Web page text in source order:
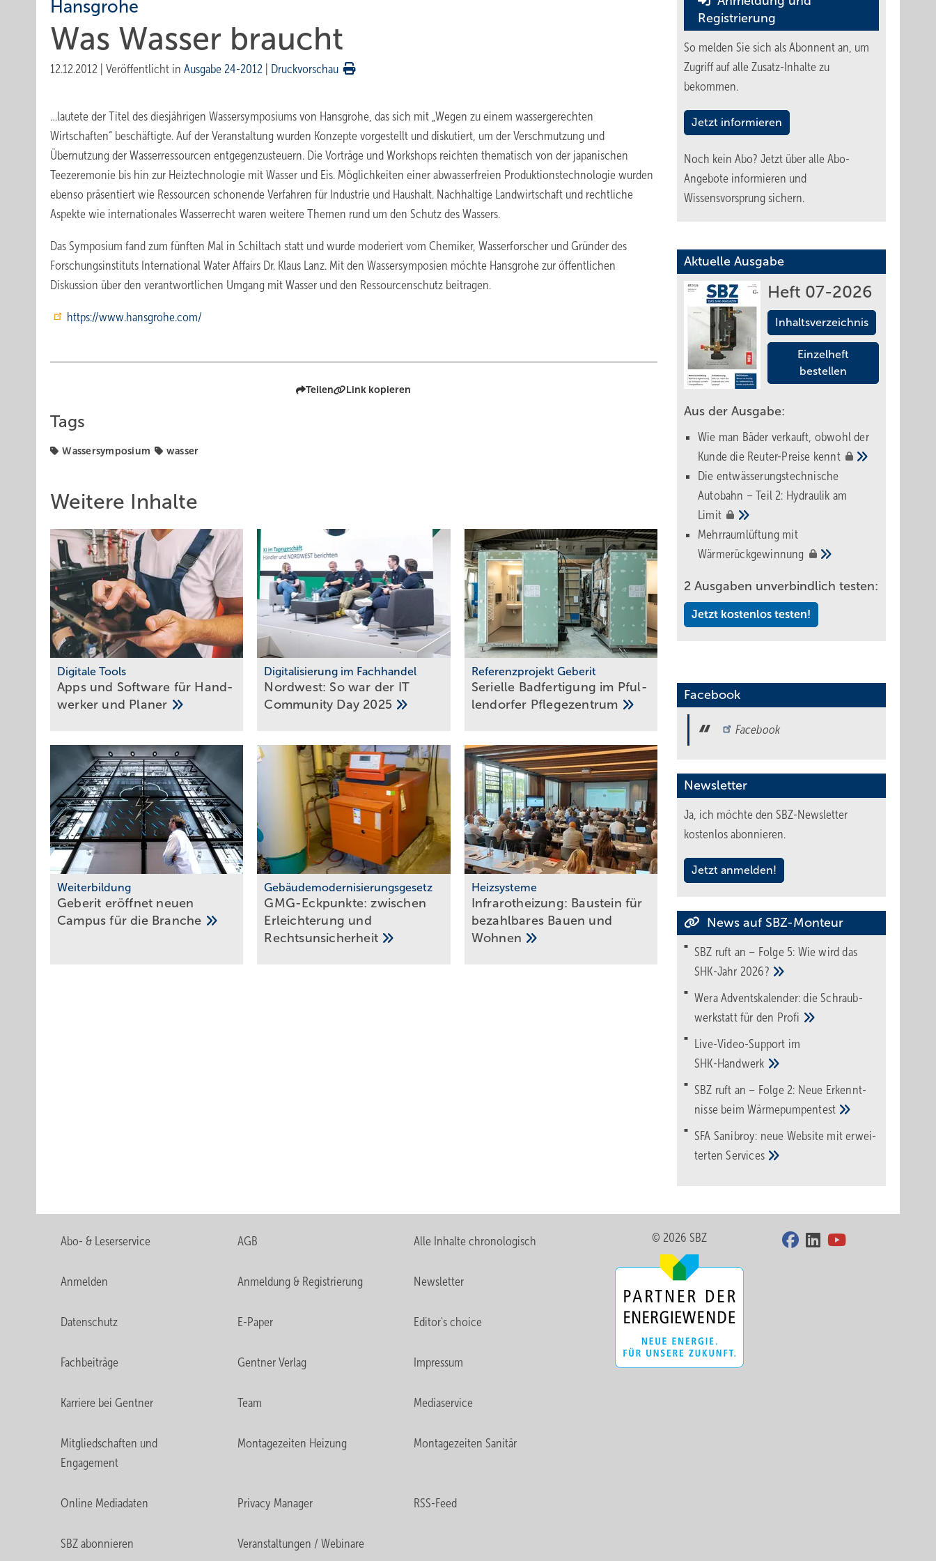
Hansgrohe
Was Wasser braucht
12.12.2012 Veröffentlicht in Ausgabe 24-2012 Druckvorschau
…lautete der Titel des diesjährigen Wassersymposiums von Hansgrohe, das sich mit „Wegen zu einem wassergerechten
Wirtschaften“ beschäftigte. Auf der Veranstaltung wurden Konzepte vorgestellt und diskutiert, um der Verschmutzung und
Übernutzung der Wasserressourcen entgegenzusteuern. Die Vorträge und Workshops reichten thematisch von der japanischen
Teezeremonie bis hin zur Heiztechnologie mit Wasser und Eis. Möglichkeiten einer abwasserfreien Produktionstechnologie wurden
ebenso präsentiert wie Ressourcen schonende Verfahren für Industrie und Haushalt. Nachhaltige Landwirtschaft und rechtliche
Aspekte wie internationales Wasserrecht waren weitere Themen rund um den Schutz des Wassers.
Das Symposium fand zum fünften Mal in Schiltach statt und wurde moderiert vom Chemiker, Wasserforscher und Gründer des
Forschungsinstituts International Water Affairs Dr. Klaus Lanz. Mit den Wassersymposien möchte Hansgrohe zur öffentlichen
Diskussion über den verantwortlichen Umgang mit Wasser und den Ressourcenschutz beitragen.
https://www.hansgrohe.com/
Teilen Link kopieren
Tags
Wassersymposium wasser
Weitere Inhalte
Digitale Tools
Apps und Soft­ware für Hand­
werker und Planer
Digitalisierung im Fachhandel
Nordwest: So war der IT
Community Day 2025
Referenzprojekt Geberit
Serielle Badfertigung im Pful­
len­dor­fer Pfle­ge­zen­trum
Weiterbildung
Geberit eröffnet neuen
Campus für die Branche
Gebäudemodernisierungsgesetz
GMG-Eckpunkte: zwi­schen
Er­leich­te­rung und
Rechts­un­si­cher­heit
Heizsysteme
Infrarotheizung: Bau­stein für
be­zahl­ba­res Bau­en und
Woh­nen
Registrierung
So melden Sie sich als Abonnent an, um
Zugriff auf alle Zusatz-Inhalte zu
bekommen.
Jetzt informieren
Noch kein Abo? Jetzt über alle Abo-
Angebote informieren und
Wissensvorsprung sichern.
Aktuelle Ausgabe
Heft 07-2026
Inhaltsverzeichnis
Einzelheft
bestellen
Aus der Ausgabe:
Wie man Bäder verkauft, obwohl der
Kunde die Reuter-Preise kennt
Die entwässerungstechnische
Autobahn – Teil 2: Hydraulik am
Limit
Mehrraumlüftung mit
Wärmerückgewinnung
2 Ausgaben unverbindlich testen:
Jetzt kostenlos testen!
Facebook
Facebook
Newsletter
Ja, ich möchte den SBZ-Newsletter
kostenlos abonnieren.
Jetzt anmelden!
News auf SBZ-Monteur
SBZ ruft an – Folge 5: Wie wird das
SHK-Jahr 2026?
Wera Adventskalender: die Schraub­
werk­statt für den Pro­fi
Live-Video-Support im
SHK-Handwerk
SBZ ruft an – Folge 2: Neue Erkennt­
nisse beimWärme­pumpen­test
SFA Sanibroy: neue Web­site mit erwei­
tertenServices
Abo- & Leserservice AGB Alle Inhalte chronologisch
Anmelden Anmeldung & Registrierung Newsletter
Datenschutz E-Paper Editor's choice
Fachbeiträge Gentner Verlag Impressum
Karriere bei Gentner Team Mediaservice
Mitgliedschaften und
Engagement
Montagezeiten Heizung Montagezeiten Sanitär
Online Mediadaten Privacy Manager RSS-Feed
SBZ abonnieren Veranstaltungen / Webinare
© 2026 SBZ